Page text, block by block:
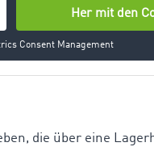
Aus Sicht der
die über eine